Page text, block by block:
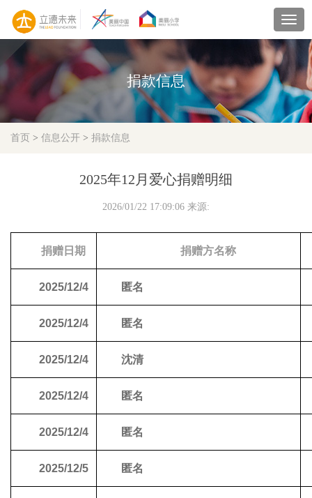
捐款信息
首页 > 信息公开 > 捐款信息
2025年12月爱心捐赠明细
2026/01/22 17:09:06 来源:
捐赠日期 捐赠方名称
2025/12/4 匿名
2025/12/4 匿名
2025/12/4 沈清
2025/12/4 匿名
2025/12/4 匿名
2025/12/5 匿名